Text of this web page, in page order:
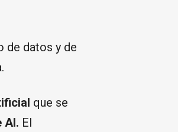
de datos y de
que se
AI. El